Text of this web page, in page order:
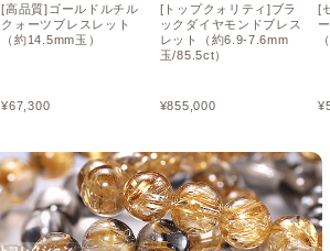
[高品質]ゴールドルチル
クォーツブレスレット
（約14.5mm玉）
¥67,300
[トップクォリティ]ブラ
ックダイヤモンドブレス
レット（約6.9-7.6mm
玉/85.5ct）
¥855,000
[
¥